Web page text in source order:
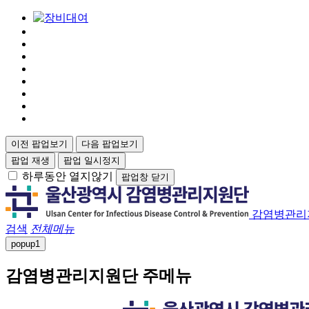
이전 팝업보기
다음 팝업보기
팝업 재생
팝업 일시정지
하루동안 열지않기 팝업창 닫기
감염병관
검색 전체메뉴
popup1
감염병관리지원단 주메뉴